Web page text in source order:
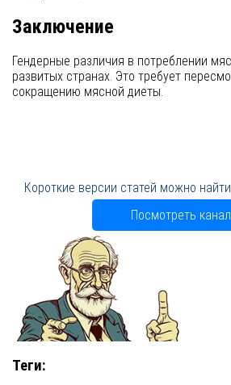
Заключение
Гендерные различия в потреблении
развитых странах. Это требует
сокращению мясной диеты.
Короткие версии статей можно
Посмотреть канал
Теги: